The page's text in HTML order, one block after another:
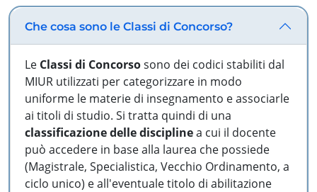
Che cosa sono le Classi di Concorso?
Le Classi di Concorsosono dei codici stabiliti dal
MIUR utilizzati per categorizzare in modo
uniforme le materie di insegnamento e associarle
ai titoli di studio. Si tratta quindi di una
classificazione delle disciplinea cui il docente
può accedere in base alla laurea che possiede
(Magistrale, Specialistica, Vecchio Ordinamento, a
ciclo unico) e all'eventuale titolo di abilitazione